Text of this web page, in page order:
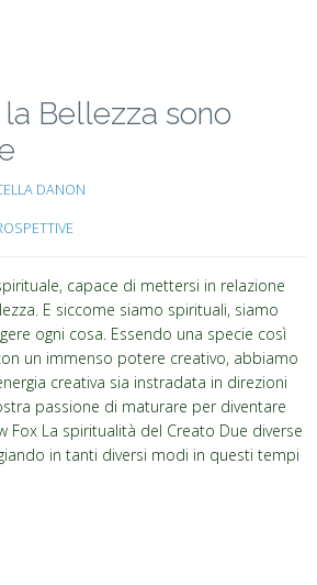
Bellezza sono
DANON
capace di mettersi in relazione
E siccome siamo spirituali, siamo
ogni cosa. Essendo una specie così
un immenso potere creativo, abbiamo
creativa sia instradata in direzioni
passione di maturare per diventare
Fox La spiritualità del Creato Due diverse
in tanti diversi modi in questi tempi